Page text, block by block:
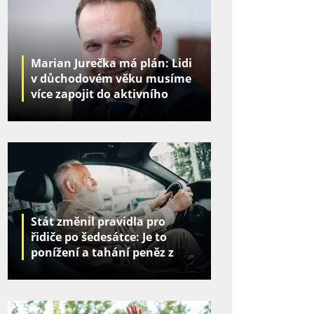
Marian Jurečka má plán: Lidi
v důchodovém věku musíme
více zapojit do aktivního
Stát změnil pravidla pro
řidiče po šedesátce: Je to
ponížení a tahání peněz z